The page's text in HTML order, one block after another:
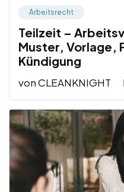
Arbeitsrecht
Teilzeit –
Muster, Vorlage,
Kündigung
vonCLEANKNIGHT